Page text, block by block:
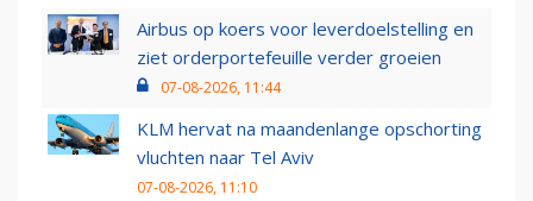
Airbus op koers voor leverdoelstelling en
ziet orderportefeuille verder groeien
07-08-2026, 11:44
KLM hervat na maandenlange opschorting
vluchten naar Tel Aviv
07-08-2026, 11:10